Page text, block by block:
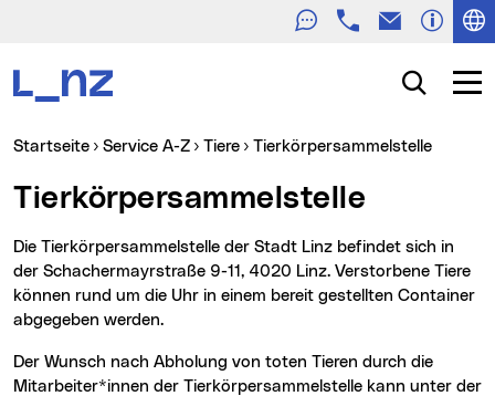
TelefonE-Mail
Suche
Sie sind hier:
Startseite Service A-Z Tiere Tierkörpersammelstelle
Tierkörpersammelstelle
Die Tierkörpersammelstelle der Stadt Linz befindet sich in
der Schachermayrstraße 9-11, 4020 Linz. Verstorbene Tiere
können rund um die Uhr in einem bereit gestellten Container
abgegeben werden.
Der Wunsch nach Abholung von toten Tieren durch die
Mitarbeiter*innen der Tierkörpersammelstelle kann unter der